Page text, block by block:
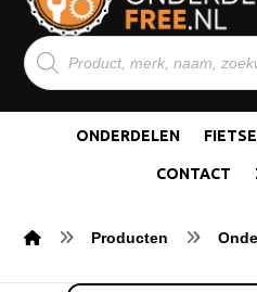
ONDERDELEN
CONTACT
Producten